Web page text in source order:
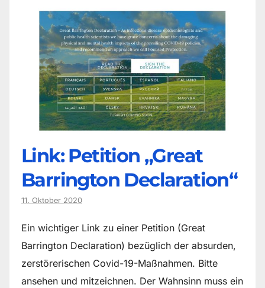
Link: Petition „Great
Barrington Declaration“
11. Oktober 2020
Ein wichtiger Link zu einer Petition (Great
Barrington Declaration) bezüglich der absurden,
zerstörerischen Covid-19-Maßnahmen. Bitte
ansehen und mitzeichnen. Der Wahnsinn muss ein